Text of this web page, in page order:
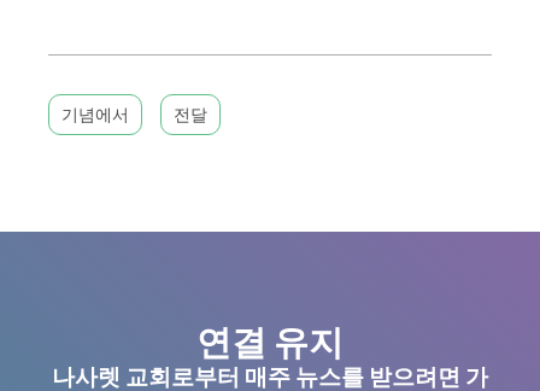
기념에서 전달
연결 유지
나사렛 교회로부터 매주 뉴스를 받으려면 가